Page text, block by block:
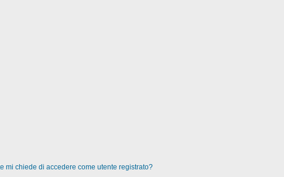
mi chiede di accedere come utente registrato?